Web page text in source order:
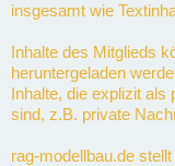
insgesamt wie
Inhalte des Mitglieds
heruntergeladen
Inhalte, die explizit als
sind, z.B. private
rag-modellbau.de